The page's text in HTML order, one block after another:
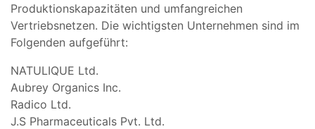
Produktionskapazitäten und umfangreichen
Vertriebsnetzen. Die wichtigsten Unternehmen sind im
Folgenden aufgeführt:
NATULIQUE Ltd.
Aubrey Organics Inc.
Radico Ltd.
J.S Pharmaceuticals Pvt. Ltd.